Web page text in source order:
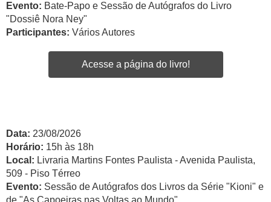
Evento: Bate-Papo e Sessão de Autógrafos do Livro
"Dossiê Nora Ney"
Participantes: Vários Autores
Acesse a página do livro!
Data: 23/08/2026
Horário: 15h às 18h
Local: Livraria Martins Fontes Paulista - Avenida Paulista,
509 - Piso Térreo
Evento: Sessão de Autógrafos dos Livros da Série "Kioni" e
de "As Capoeiras nas Voltas ao Mundo"